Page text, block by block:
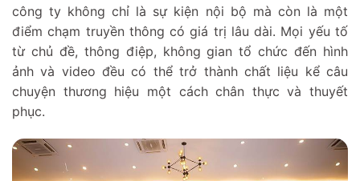
công ty không chỉ là sự kiện nội bộ mà còn là một
điểm chạm truyền thông có giá trị lâu dài. Mọi yếu tố
từ chủ đề, thông điệp, không gian tổ chức đến hình
ảnh và video đều có thể trở thành chất liệu kể câu
chuyện thương hiệu một cách chân thực và thuyết
phục.